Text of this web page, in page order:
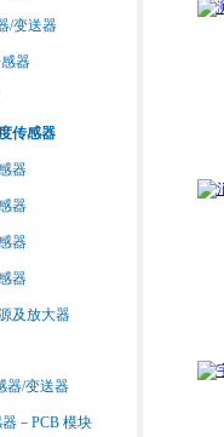
/变送器
器
传感器
器
器
器
器
及放大器
器/变送器
－PCB 模块